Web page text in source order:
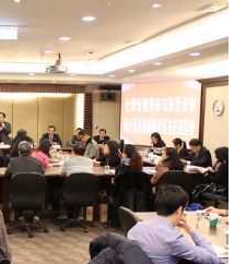
賽】，選手須備有高程度的珠
才有..